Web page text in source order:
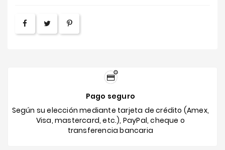
Pago seguro
Según su elección mediante tarjeta de crédito (Amex,
Visa, mastercard, etc.), PayPal, cheque o
transferencia bancaria